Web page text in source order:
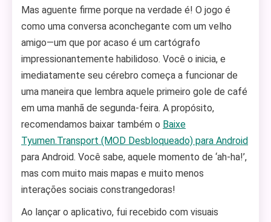
Mas aguente firme porque na verdade é! O jogo é
como uma conversa aconchegante com um velho
amigo—um que por acaso é um cartógrafo
impressionantemente habilidoso. Você o inicia, e
imediatamente seu cérebro começa a funcionar de
uma maneira que lembra aquele primeiro gole de café
em uma manhã de segunda-feira. A propósito,
recomendamos baixar também o Baixe
Tyumen.Transport (MOD Desbloqueado) para Android
para Android. Você sabe, aquele momento de ‘ah-ha!’,
mas com muito mais mapas e muito menos
interações sociais constrangedoras!
Ao lançar o aplicativo, fui recebido com visuais